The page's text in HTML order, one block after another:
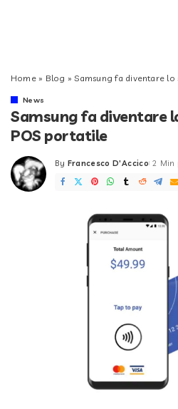
Home» Blog »Samsung fa diventare
News
Samsung fa diventare
POS portatile
Posted
by
By Francesco D'Accico 2 Min